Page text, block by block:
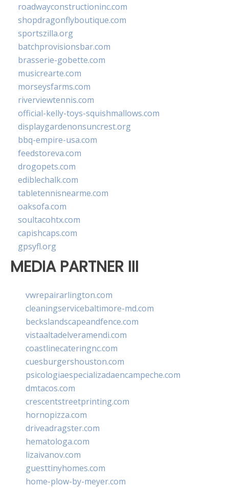
roadwayconstructioninc.com
shopdragonflyboutique.com
sportszilla.org
batchprovisionsbar.com
brasserie-gobette.com
musicrearte.com
morseysfarms.com
riverviewtennis.com
official-kelly-toys-squishmallows.com
displaygardenonsuncrest.org
bbq-empire-usa.com
feedstoreva.com
drogopets.com
ediblechalk.com
tabletennisnearme.com
oaksofa.com
soultacohtx.com
capishcaps.com
gpsyfl.org
MEDIA PARTNER III
vwrepairarlington.com
cleaningservicebaltimore-md.com
beckslandscapeandfence.com
vistaaltadelveramendi.com
coastlinecateringnc.com
cuesburgershouston.com
psicologiaespecializadaencampeche.com
dmtacos.com
crescentstreetprinting.com
hornopizza.com
driveadragster.com
hematologa.com
lizaivanov.com
guesttinyhomes.com
home-plow-by-meyer.com